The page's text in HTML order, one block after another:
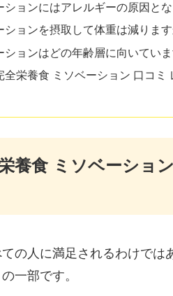
ションにはアレルギーの原因と
ションを摂取して体重は減ります
ションはどの年齢層に向いていま
全栄養食 ミソベーション 口コミ
養食 ミソベーショ
の人に満足されるわけで
一部です。